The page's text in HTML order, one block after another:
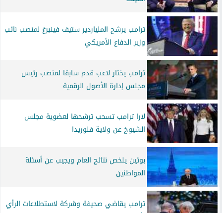
ترامب يرشح الملياردير ستيف فينبرغ لمنصب نائب
وزير الدفاع الأمريكي
ترامب يختار لاعب قدم سابقا لمنصب رئيس
مجلس إدارة الأصول الرقمية
لارا ترامب تسحب ترشحها لعضوية مجلس
الشيوخ عن ولاية فلوريدا
بوتين يلخص نتائج العام ويجيب عن أسئلة
المواطنين
ترامب يقاضي صحيفة وشركة لاستطلاعات الرأي